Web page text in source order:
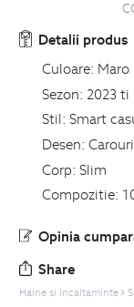
Detalii produs
Culoare: Maro
Sezon: 2023 ti
Stil: Smart
Desen: Carouri
Corp: Slim
Compozitie:
Opinia
Share
Haine si Incaltaminte